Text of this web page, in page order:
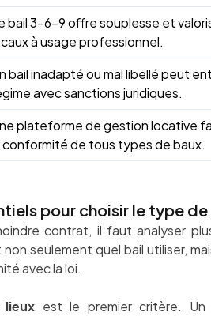
bail 3-6-9 offre souplesse et
à usage professionnel.
bail inadapté ou mal libellé peut
avec sanctions juridiques.
plateforme de gestion locative
conformité de tous types de baux.
pour choisir le type
contrat, il faut analyser
seulement quel bail utiliser,
avec la loi.
est le premier critère. Un